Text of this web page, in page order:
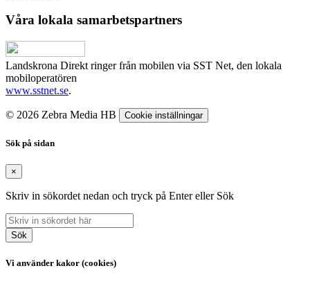
Våra lokala samarbetspartners
Landskrona Direkt ringer från mobilen via SST Net, den lokala
mobiloperatören
www.sstnet.se.
© 2026 Zebra Media HB Cookie inställningar
Sök på sidan
×
Skriv in sökordet nedan och tryck på Enter eller Sök
Sök
Vi använder kakor (cookies)